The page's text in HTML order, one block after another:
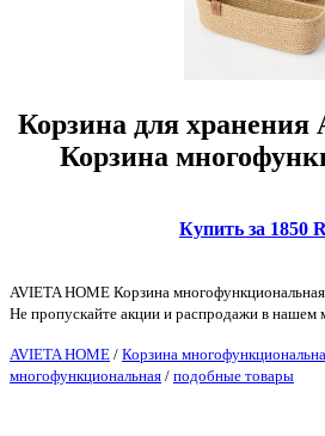
Корзина для
Корзина
Купить за 1850
AVIETA HOME Корзина
Не пропускайте акции и распродажи в нашем
AVIETA HOME / Корзина
многофункциональная / подобные товары